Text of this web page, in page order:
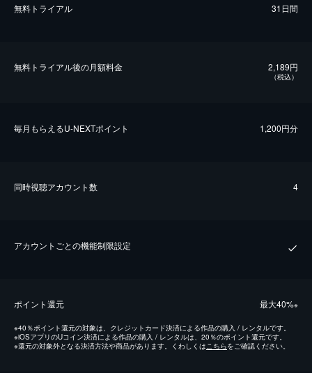
無料トライアル 31日間
無料トライアル後の⽉額料金 2,189円
（税込）
毎⽉もらえるU-NEXTポイント 1,200円分
同時視聴アカウント数 4
アカウントごとの機能制限設定
ポイント還元 最⼤40%※
※40％ポイント還元の対象は、クレジットカード決済による作品の購入 / レンタルです。
※iOSアプリのUコイン決済による作品の購入 / レンタルは、20％のポイント還元です。
※還元の対象外となる決済方法や商品があります。くわしくはこちらをご確認ください。